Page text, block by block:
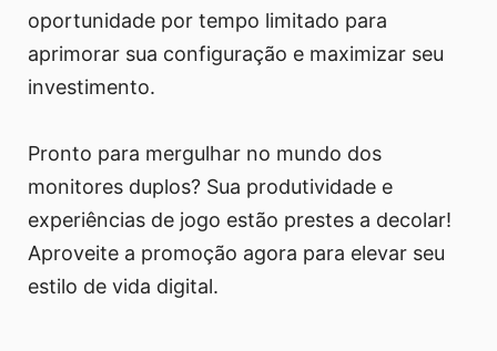
oportunidade por tempo limitado para
aprimorar sua configuração e maximizar seu
investimento.
Pronto para mergulhar no mundo dos
monitores duplos? Sua produtividade e
experiências de jogo estão prestes a decolar!
Aproveite a promoção agora para elevar seu
estilo de vida digital.